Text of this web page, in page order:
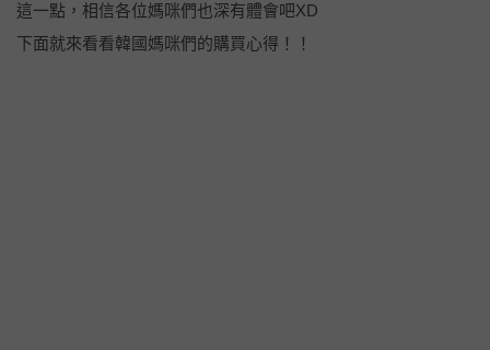
這一點，相信各位媽咪們也深有體會吧XD
下面就來看看韓國媽咪們的購買心得！！